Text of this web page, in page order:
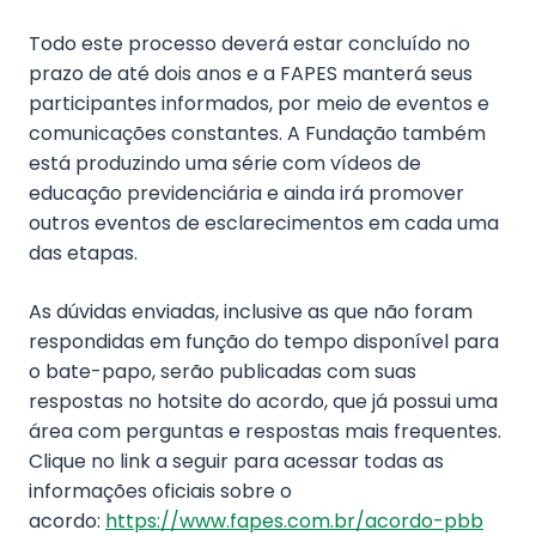
Todo este processo deverá estar concluído no
prazo de até dois anos e a FAPES manterá seus
participantes informados, por meio de eventos e
comunicações constantes. A Fundação também
está produzindo uma série com vídeos de
educação previdenciária e ainda irá promover
outros eventos de esclarecimentos em cada uma
das etapas.
As dúvidas enviadas, inclusive as que não foram
respondidas em função do tempo disponível para
o bate-papo, serão publicadas com suas
respostas no hotsite do acordo, que já possui uma
área com perguntas e respostas mais frequentes.
Clique no link a seguir para acessar todas as
informações oficiais sobre o
acordo: https://www.fapes.com.br/acordo-pbb